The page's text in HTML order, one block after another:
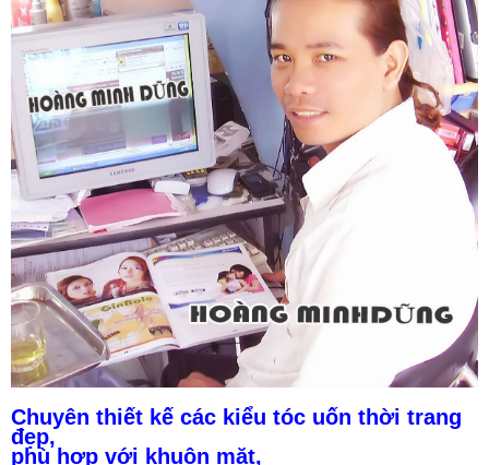
Chuyên thiết kế các kiểu tóc uốn thời trang
đẹp,
phù hợp với khuôn mặt,